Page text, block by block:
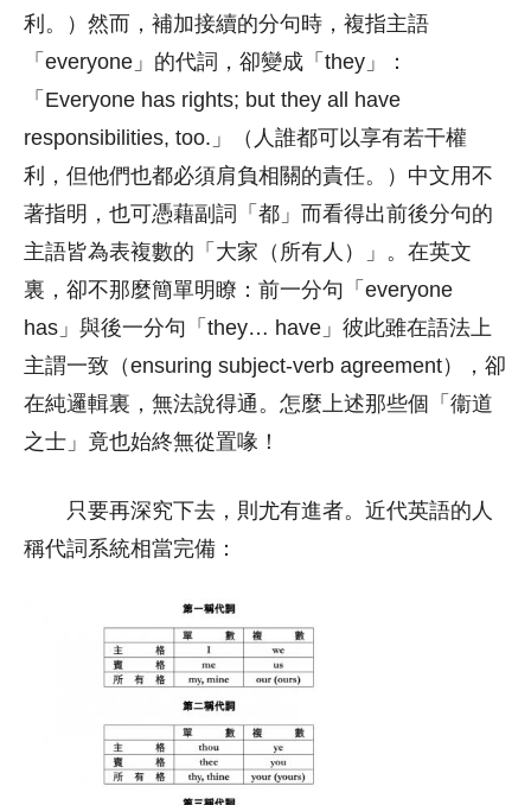
利。）然而，補加接續的分句時，複指主語
「everyone」的代詞，卻變成「they」：
「Everyone has rights; but they all have
responsibilities, too.」（人誰都可以享有若干權
利，但他們也都必須肩負相關的責任。）中文用不
著指明，也可憑藉副詞「都」而看得出前後分句的
主語皆為表複數的「大家（所有人）」。在英文
裏，卻不那麼簡單明瞭：前一分句「everyone
has」與後一分句「they… have」彼此雖在語法上
主謂一致（ensuring subject-verb agreement），卻
在純邏輯裏，無法說得通。怎麼上述那些個「衞道
之士」竟也始終無從置喙！
只要再深究下去，則尤有進者。近代英語的人
稱代詞系統相當完備：